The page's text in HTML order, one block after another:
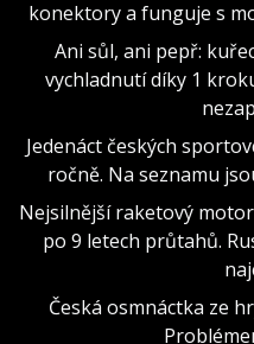
konektory a funguje s
Ani sůl, ani pepř:
vychladnutí díky 1
Jedenáct českých
ročně. Na seznamu
Nejsilnější raketový
po 9 letech průtahů.
Česká osmnáctka ze